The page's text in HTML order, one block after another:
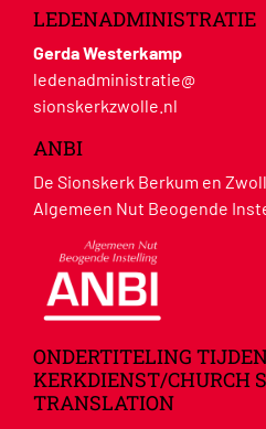
LEDENADMINISTRATIE
Gerda Westerkamp
ledenadministratie@
sionskerkzwolle.nl
ANBI
De Sionskerk Berkum en
Algemeen Nut Beogende
ONDERTITELING
KERKDIENST/CHURCH
TRANSLATION